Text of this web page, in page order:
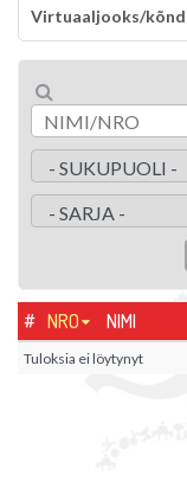
Virtuaaljooks/kõnd
# NRO NIMI
Tuloksia ei löytynyt